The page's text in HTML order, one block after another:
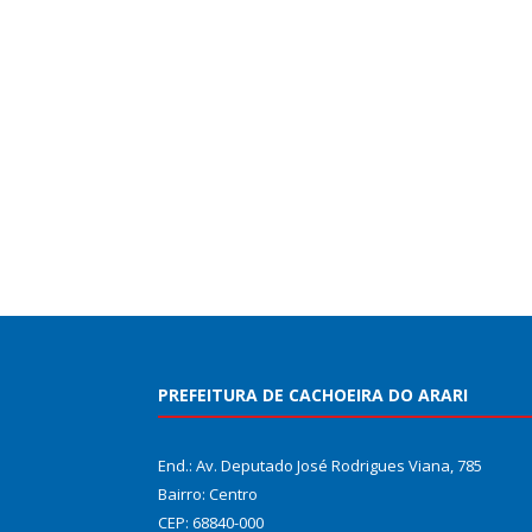
PREFEITURA DE CACHOEIRA DO ARARI
End.: Av. Deputado José Rodrigues Viana, 785
Bairro: Centro
CEP: 68840-000